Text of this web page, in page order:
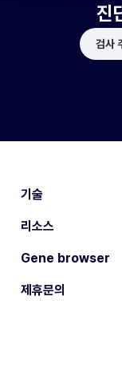
진
검사
기술
리소스
Gene browser
제휴문의